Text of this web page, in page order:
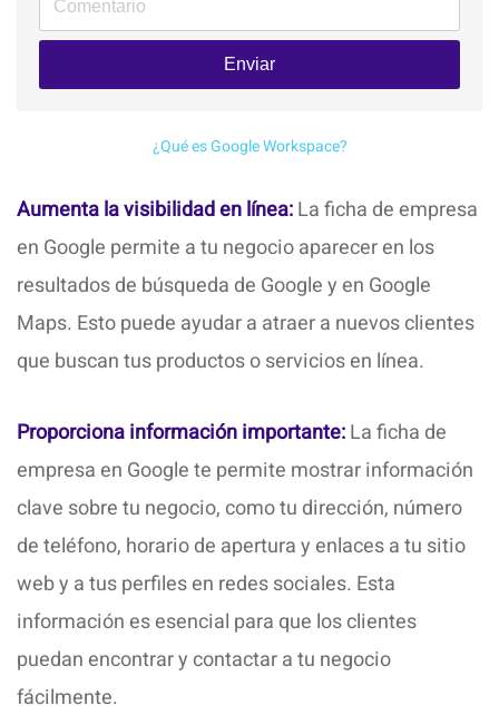
Enviar
¿Qué es Google Workspace?
Aumenta la visibilidad en línea:La ficha de empresa
en Google permite a tu negocio aparecer en los
resultados de búsqueda de Google y en Google
Maps. Esto puede ayudar a atraer a nuevos clientes
que buscan tus productos o servicios en línea.
Proporciona información importante:La ficha de
empresa en Google te permite mostrar información
clave sobre tu negocio, como tu dirección, número
de teléfono, horario de apertura y enlaces a tu sitio
web y a tus perfiles en redes sociales. Esta
información es esencial para que los clientes
puedan encontrar y contactar a tu negocio
fácilmente.